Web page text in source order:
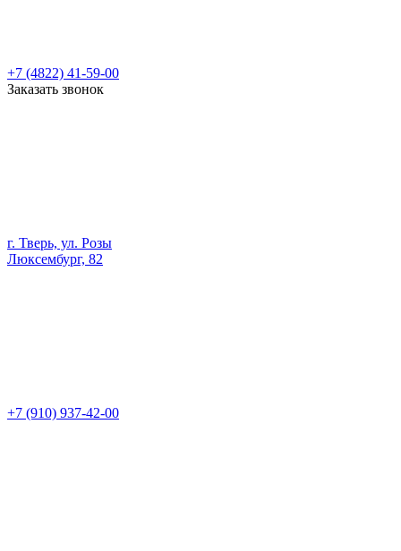
+7 (4822) 41-59-00
Заказать звонок
г. Тверь, ул. Розы
Люксембург, 82
+7 (910) 937-42-00